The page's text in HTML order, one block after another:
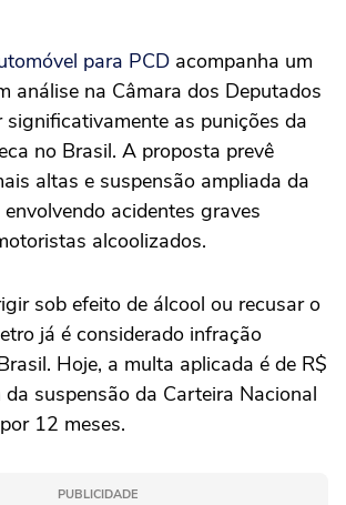
para PCD acompanha um
análise na Câmara dos Deputados
significativamente as punições da
no Brasil. A proposta prevê
altas e suspensão ampliada da
acidentes graves
alcoolizados.
sob efeito de álcool ou recusar o
já é considerado infração
Hoje, a multa aplicada é de R$
suspensão da Carteira Nacional
12 meses.
PUBLICIDADE